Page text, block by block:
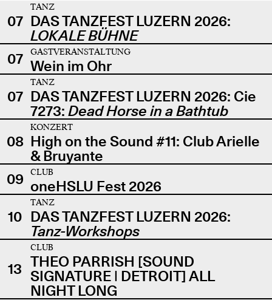
07
TANZ
DAS TANZFEST LUZERN 2026:
LOKALE BÜHNE
07
GASTVERANSTALTUNG
Wein im Ohr
07
TANZ
DAS TANZFEST LUZERN 2026: Cie
7273: Dead Horse in a Bathtub
08
KONZERT
High on the Sound #11: Club Arielle
& Bruyante
09
CLUB
oneHSLU Fest 2026
10
TANZ
DAS TANZFEST LUZERN 2026:
Tanz-Workshops
13
CLUB
THEO PARRISH [SOUND
SIGNATURE | DETROIT] ALL
NIGHT LONG